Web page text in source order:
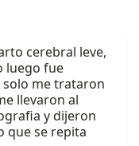
cerebral leve,
luego fue
me trataron
llevaron al
y dijeron
que se repita